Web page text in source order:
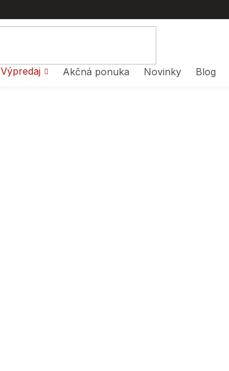
Výpredaj Akčná ponuka Novinky Blog